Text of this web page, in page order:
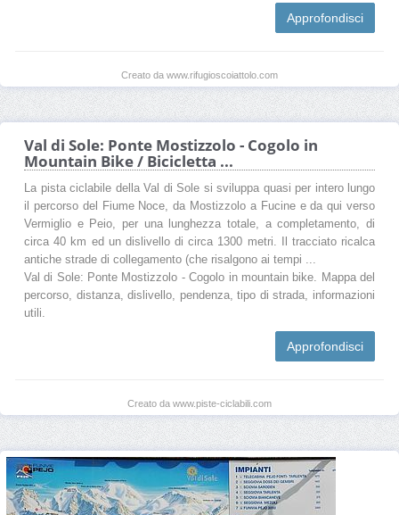
Approfondisci
Creato da www.rifugioscoiattolo.com
Val di Sole: Ponte Mostizzolo - Cogolo in
Mountain Bike / Bicicletta ...
La pista ciclabile della Val di Sole si sviluppa quasi per intero lungo
il percorso del Fiume Noce, da Mostizzolo a Fucine e da qui verso
Vermiglio e Peio, per una lunghezza totale, a completamento, di
circa 40 km ed un dislivello di circa 1300 metri. Il tracciato ricalca
antiche strade di collegamento (che risalgono ai tempi ...
Val di Sole: Ponte Mostizzolo - Cogolo in mountain bike. Mappa del
percorso, distanza, dislivello, pendenza, tipo di strada, informazioni
utili.
Approfondisci
Creato da www.piste-ciclabili.com